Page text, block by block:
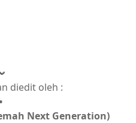
diedit oleh :
Next Generation)